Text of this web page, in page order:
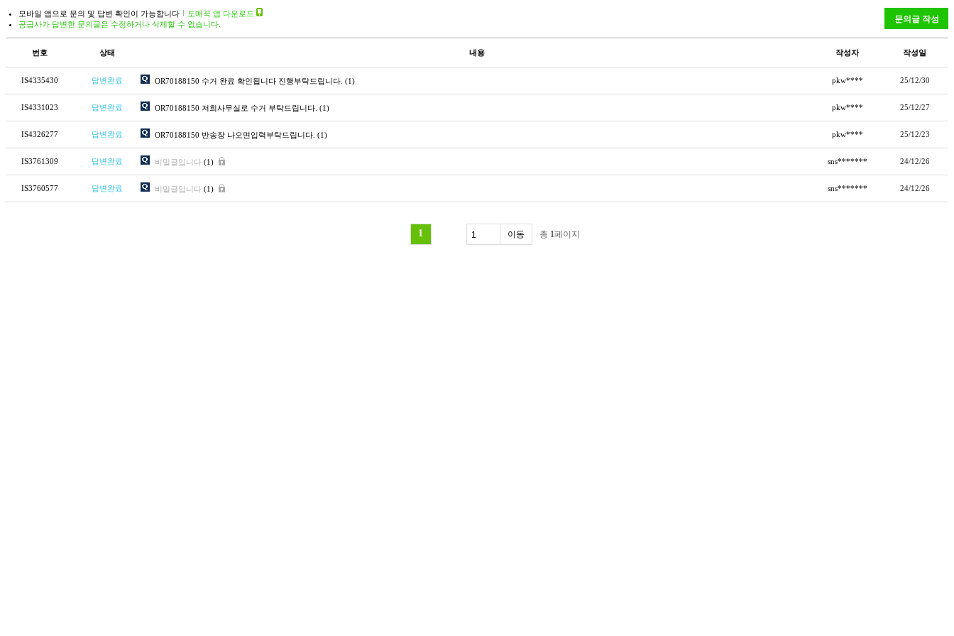
모바일 앱으로 문의 및 답변 확인이 가능합니다
도매꾹 앱 다운로드
공급사가 답변한 문의글은 수정하거나 삭제할 수 없습니다.
번호 상태 내용 작성자 작성일
IS4335430 답변완료 OR70188150 수거 완료 확인됩니다 진행부탁드립니다. (1) pkw**** 25/12/30
IS4331023 답변완료 OR70188150 저희사무실로 수거 부탁드립니다. (1) pkw**** 25/12/27
IS4326277 답변완료 OR70188150 반송장 나오면입력부탁드립니다. (1) pkw**** 25/12/23
IS3761309 답변완료 비밀글입니다 (1) sns******* 24/12/26
IS3760577 답변완료 비밀글입니다 (1) sns******* 24/12/26
1 총 1페이지